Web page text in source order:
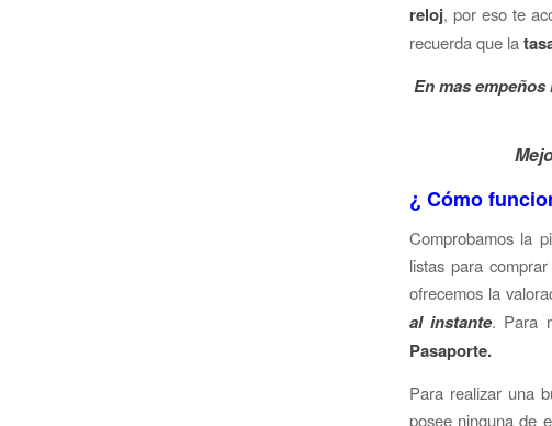
reloj, por eso te
recuerda que la
En mas
Mejor
¿ Cómo
Comprobamos la
listas para
ofrecemos la
al instante. Para
Pasaporte.
Para realizar una
posee ninguna de